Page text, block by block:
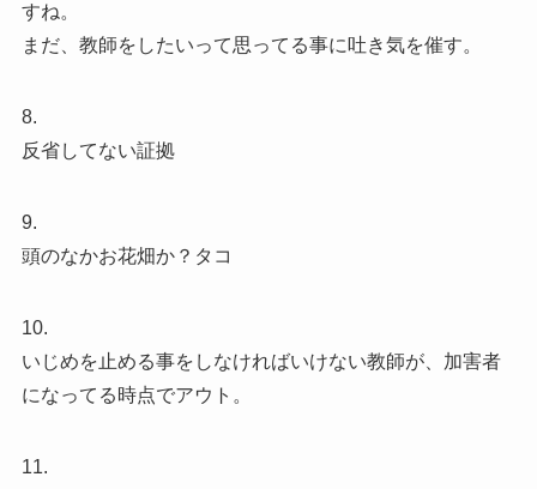
すね。
まだ、教師をしたいって思ってる事に吐き気を催す。
8.
反省してない証拠
9.
頭のなかお花畑か？タコ
10.
いじめを止める事をしなければいけない教師が、加害者
になってる時点でアウト。
11.